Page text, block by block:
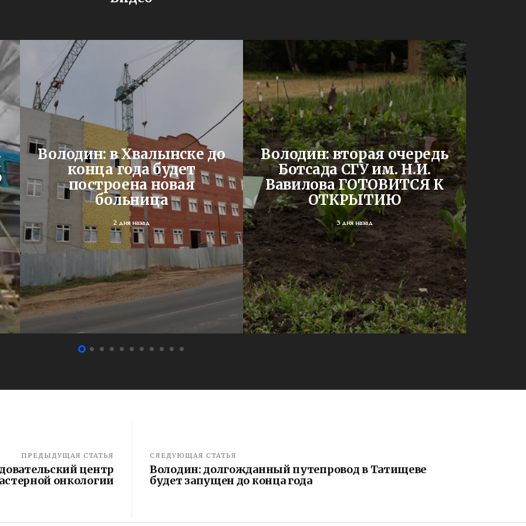
Володин: в Хвалынске до
конца года будет
построена новая
больница
2 дня назад
Володин: вторая очередь
Ботсада СГУ им. Н.И.
Вавилова ГОТОВИТСЯ К
ОТКРЫТИЮ
3 дня назад
ПРЕДЫДУЩАЯ СТАТЬЯ
центр
онкологии
СЛЕДУЮЩАЯ СТАТЬЯ
Володин: долгожданный путепровод в Татищеве
будет запущен до конца года